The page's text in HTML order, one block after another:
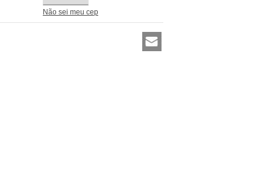
Não sei meu cep